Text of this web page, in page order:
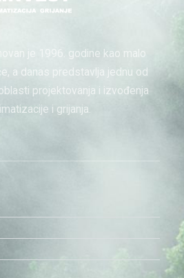
je 1996. godine kao malo
a danas predstavlja jednu od
projektovanja i izvođenja
i grijanja.